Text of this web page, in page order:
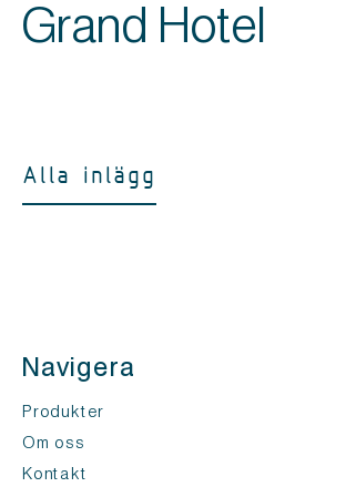
Grand Hotel
Alla inlägg
Navigera
Produkter
Om oss
Kontakt